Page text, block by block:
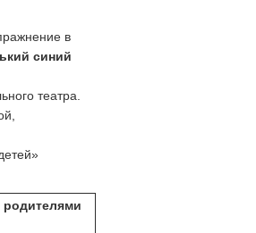
в
синий
театра.
родителями